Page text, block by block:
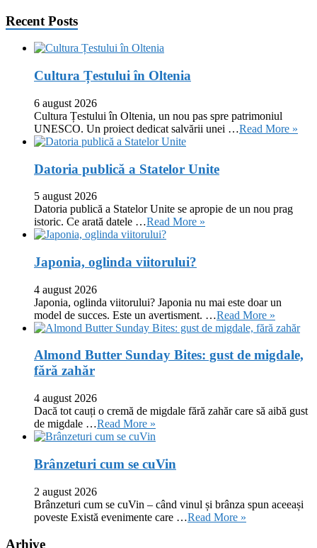
Recent Posts
Cultura Țestului în Oltenia
6 august 2026
Cultura Țestului în Oltenia, un nou pas spre patrimoniul
UNESCO. Un proiect dedicat salvării unei …Read More »
Datoria publică a Statelor Unite
5 august 2026
Datoria publică a Statelor Unite se apropie de un nou prag
istoric. Ce arată datele …Read More »
Japonia, oglinda viitorului?
4 august 2026
Japonia, oglinda viitorului? Japonia nu mai este doar un
model de succes. Este un avertisment. …Read More »
Almond Butter Sunday Bites: gust de migdale,
fără zahăr
4 august 2026
Dacă tot cauți o cremă de migdale fără zahăr care să aibă gust
de migdale …Read More »
Brânzeturi cum se cuVin
2 august 2026
Brânzeturi cum se cuVin – când vinul și brânza spun aceeași
poveste Există evenimente care …Read More »
Arhive